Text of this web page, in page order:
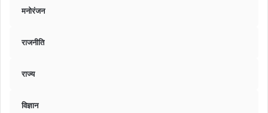
मनोरंजन
राजनीति
राज्य
विज्ञान